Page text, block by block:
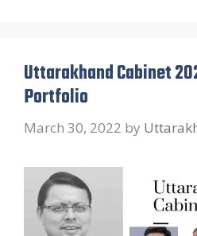
Uttarakhand Cabinet
Portfolio
March 30, 2022 by